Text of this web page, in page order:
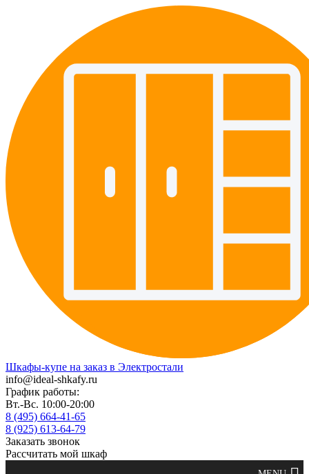
Шкафы-купе на заказ в Электростали
info@ideal-shkafy.ru
График работы:
Вт.-Вс. 10:00-20:00
8 (495) 664-41-65
8 (925) 613-64-79
Заказать звонок
Рассчитать мой шкаф